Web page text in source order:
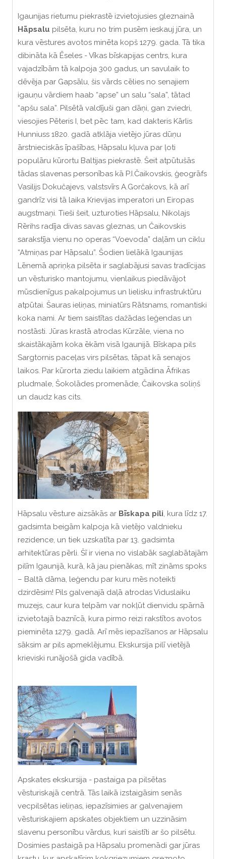
Igaunijas rietumu piekrastē izvietojusies gleznainā
Hāpsalu pilsēta, kuru no trim pusēm ieskauj jūra, un
kura vēstures avotos minēta kopš 1279. gada. Tā tika
dibināta kā Ēseles - Vīkas bīskapijas centrs, kura
vajadzībām tā kalpoja 300 gadus, un savulaik to
dēvēja par Gapsālu, šis vārds cēlies no senajiem
igauņu vārdiem haab “apse” un salu “sala”, tātad
“apšu sala”. Pilsētā valdījuši gan dāņi, gan zviedri,
viesojies Pēteris I, bet pēc tam, kad dakteris Kārlis
Hunniuss 1820. gadā atklāja vietējo jūras dūņu
ārstnieciskās īpašības, Hāpsalu kļuva par ļoti
populāru kūrortu Baltijas piekrastē. Šeit atpūtušās
tādas slavenas personības kā P.I.Čaikovskis, ģeogrāfs
Vasilijs Dokučajevs, valstsvīrs A.Gorčakovs, kā arī
gandrīz visi tā laika Krievijas imperatori un Eiropas
augstmaņi. Tieši šeit, uzturoties Hāpsalu, Nikolajs
Rērihs radīja divas savas gleznas, un Čaikovskis
sarakstīja vienu no operas “Voevoda” daļām un ciklu
“Atmiņas par Hāpsalu”. Šodien lielākā Igaunijas
Lēnemā apriņķa pilsēta ir saglabājusi savas tradīcijas
un vēsturisko mantojumu, vienlaikus piedāvājot
mūsdienīgus pakalpojumus un lielisku infrastruktūru
atpūtai. Šauras ieliņas, miniatūrs Rātsnams, romantiski
koka nami. Ar tiem saistītas dažādas leģendas un
nostāsti. Jūras krastā atrodas Kūrzāle, viena no
skaistākajām koka ēkām visā Igaunijā. Bīskapa pils
Sargtornis paceļas virs pilsētas, tāpat kā senajos
laikos. Par kūrorta ziedu laikiem atgādina Āfrikas
pludmale, Šokolādes promenāde, Čaikovska soliņš
un daudz kas cits.
Hāpsalu vēsture aizsākās ar Bīskapa pili, kura līdz 17.
gadsimta beigām kalpoja kā vietējo valdnieku
rezidence, un tiek uzskatīta par 13. gadsimta
arhitektūras pērli. Šī ir viena no vislabāk saglabātajām
pilīm Igaunijā, kurā, kā jau pienākas, mīt zināms spoks
– Baltā dāma, leģendu par kuru mēs noteikti
dzirdēsim! Pils galvenajā daļā atrodas Viduslaiku
muzejs, caur kura telpām var nokļūt dienvidu spārnā
izvietotajā baznīcā, kura pirmo reizi rakstītos avotos
pieminēta 1279. gadā. Arī mēs iepazīšanos ar Hāpsalu
sāksim ar pils apmeklējumu. Ekskursija pilī vietējā
krieviski runājošā gida vadībā.
Apskates ekskursija - pastaiga pa pilsētas
vēsturiskajā centrā. Tās laikā izstaigāsim senās
vecpilsētas ieliņas, iepazīsimies ar galvenajiem
vēsturiskajiem apskates objektiem un uzzināsim
slavenu personību vārdus, kuri saistīti ar šo pilsētu.
Dosimies pastaigā pa Hāpsalu promenādi gar jūras